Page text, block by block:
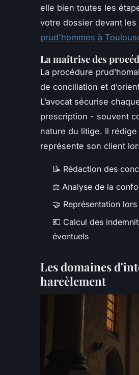
elle bien toutes les
votre dossier devant
prud'hommes à
La maîtrise des
La procédure
de conciliation et
L’avocat sécurise
prescription - souvent
nature du litige. Il
représente son client
📝 Rédaction des
⚖️ Analyse de la
🤝 Représentation
💶 Calcul des
éventuels
Les domaines
harcèlement